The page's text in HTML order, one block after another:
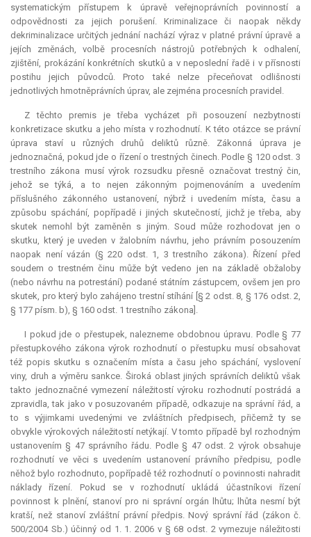
systematickým přístupem k úpravě veřejnoprávních povinností a
odpovědnosti za jejich porušení. Kriminalizace či naopak někdy
dekriminalizace určitých jednání nachází výraz v platné právní úpravě a
jejích změnách, volbě procesních nástrojů potřebných k odhalení,
zjištění, prokázání konkrétních skutků a v neposlední řadě i v přísnosti
postihu jejich původců. Proto také nelze přeceňovat odlišnosti
jednotlivých hmotněprávních úprav, ale zejména procesních pravidel.
Z těchto premis je třeba vycházet při posouzení nezbytnosti
konkretizace skutku a jeho místa v rozhodnutí. K této otázce se právní
úprava staví u různých druhů deliktů různě. Zákonná úprava je
jednoznačná, pokud jde o řízení o trestných činech. Podle § 120 odst. 3
trestního zákona musí výrok rozsudku přesně označovat trestný čin,
jehož se týká, a to nejen zákonným pojmenováním a uvedením
příslušného zákonného ustanovení, nýbrž i uvedením místa, času a
způsobu spáchání, popřípadě i jiných skutečností, jichž je třeba, aby
skutek nemohl být zaměněn s jiným. Soud může rozhodovat jen o
skutku, který je uveden v žalobním návrhu, jeho právním posouzením
naopak není vázán (§ 220 odst. 1, 3 trestního zákona). Řízení před
soudem o trestném činu může být vedeno jen na základě obžaloby
(nebo návrhu na potrestání) podané státním zástupcem, ovšem jen pro
skutek, pro který bylo zahájeno trestní stíhání [§ 2 odst. 8, § 176 odst. 2,
§ 177 písm. b), § 160 odst. 1 trestního zákona].
I pokud jde o přestupek, nalezneme obdobnou úpravu. Podle § 77
přestupkového zákona výrok rozhodnutí o přestupku musí obsahovat
též popis skutku s označením místa a času jeho spáchání, vyslovení
viny, druh a výměru sankce. Široká oblast jiných správních deliktů však
takto jednoznačné vymezení náležitostí výroku rozhodnutí postrádá a
zpravidla, tak jako v posuzovaném případě, odkazuje na správní řád, a
to s výjimkami uvedenými ve zvláštních předpisech, přičemž ty se
obvykle výrokových náležitostí netýkají. V tomto případě byl rozhodným
ustanovením § 47 správního řádu. Podle § 47 odst. 2 výrok obsahuje
rozhodnutí ve věci s uvedením ustanovení právního předpisu, podle
něhož bylo rozhodnuto, popřípadě též rozhodnutí o povinnosti nahradit
náklady řízení. Pokud se v rozhodnutí ukládá účastníkovi řízení
povinnost k plnění, stanoví pro ni správní orgán lhůtu; lhůta nesmí být
kratší, než stanoví zvláštní právní předpis. Nový správní řád (zákon č.
500/2004 Sb.) účinný od 1. 1. 2006 v § 68 odst. 2 vymezuje náležitosti